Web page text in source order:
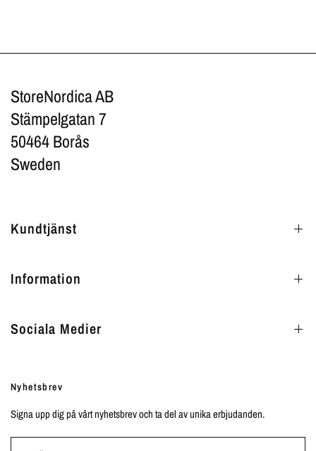
StoreNordica AB
Stämpelgatan 7
50464 Borås
Sweden
Kundtjänst
Information
Sociala Medier
Nyhetsbrev
Signa upp dig på vårt nyhetsbrev och ta del av unika erbjudanden.